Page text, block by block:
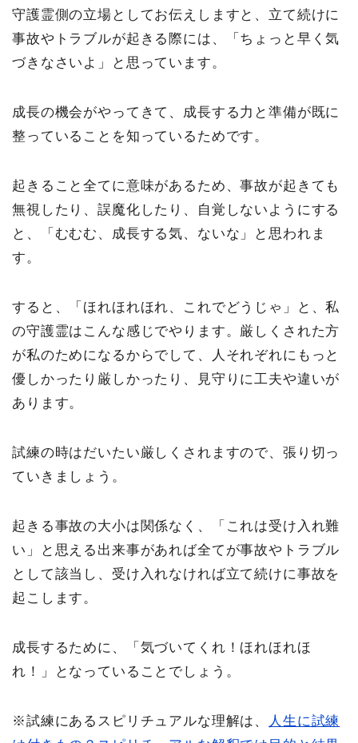
守護霊側の立場としてお伝えしますと、立て続けに
事故やトラブルが起きる際には、「ちょっと早く気
づきなさいよ」と思っています。
成長の機会がやってきて、成長する力と準備が既に
整っていることを知っているためです。
起きること全てに意味があるため、事故が起きても
無視したり、誤魔化したり、自覚しないようにする
と、「むむむ、成長する気、ないな」と思われま
す。
すると、「ほれほれほれ、これでどうじゃ」と、私
の守護霊はこんな感じでやります。厳しくされた方
が私のためになるからでして、人それぞれにもっと
優しかったり厳しかったり、見守りに工夫や違いが
あります。
試練の時はだいたい厳しくされますので、張り切っ
ていきましょう。
起きる事故の大小は関係なく、「これは受け入れ難
い」と思える出来事があれば全てが事故やトラブル
として該当し、受け入れなければ立て続けに事故を
起こします。
成長するために、「気づいてくれ！ほれほれほ
れ！」となっていることでしょう。
※試練にあるスピリチュアルな理解は、
人生に試練